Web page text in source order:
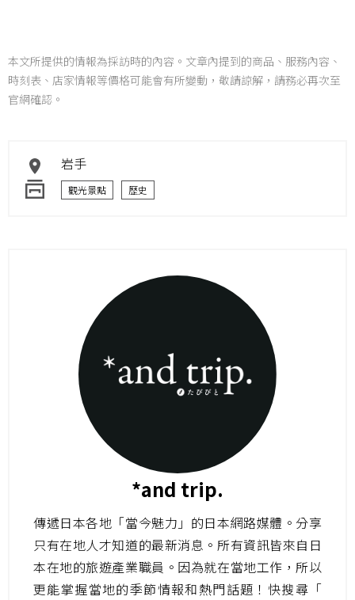
本文所提供的情報為採訪時的內容。文章內提到的商品、服務內容、
時刻表、店家情報等價格可能會有所變動，敬請諒解，請務必再次至
官網確認。
岩手
觀光景點 歷史
*and trip.
傳遞日本各地「當今魅力」的日本網路媒體。分享
只有在地人才知道的最新消息。所有資訊皆來自日
本在地的旅遊產業職員。因為就在當地工作，所以
更能掌握當地的季節情報和熱門話題！快搜尋「